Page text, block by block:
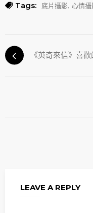
Tags: 底片攝影, 心情攝
《英奇來信》喜
LEAVE A REPLY